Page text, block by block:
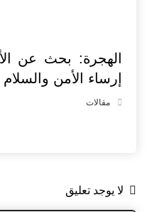
الهجرة: بحث عن
إرساء الأمن والسلام
مقالات
لا يوجد تعليق